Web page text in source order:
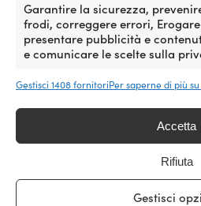
Garantire la sicurezza,
frodi, correggere errori,
presentare pubblicità e
e comunicare le scelte sulla
Gestisci 1408 fornitoriPer saperne di più
Accetta
Rifiuta
Gestisci
Scaletta per gommone, 3
gradini, nylon, 80 cm, con
moschettoni
69,99